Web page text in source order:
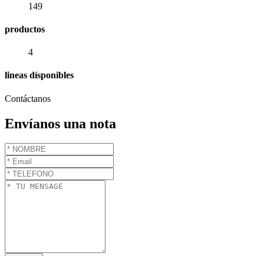
149
productos
4
lineas dísponibles
Contáctanos
Envíanos una nota